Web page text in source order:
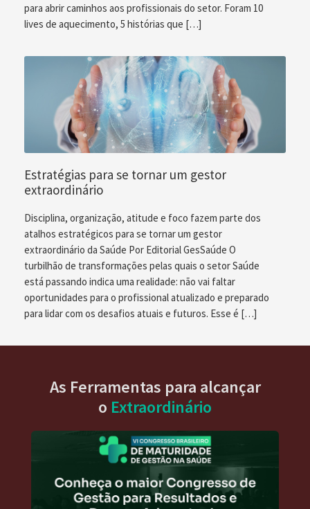
para abrir caminhos aos profissionais do setor. Foram 10
lives de aquecimento, 5 histórias que […]
Estratégias para se tornar um gestor
extraordinário
Disciplina, organização, atitude e foco fazem parte dos
atalhos estratégicos para se tornar um gestor
extraordinário da Saúde Por Editorial GesSaúde O
turbilhão de transformações pelas quais o setor Saúde
está passando indica uma realidade: não vai faltar
oportunidades para o profissional atualizado e preparado
para lidar com os desafios atuais e futuros. Esse é […]
As Ferramentas para alcançar
o Extraordinário